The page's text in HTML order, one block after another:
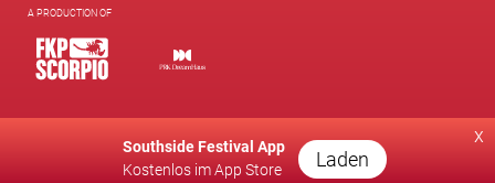
A PRODUCTION OF
x
Southside Festival App
Kostenlos im App Store
Laden